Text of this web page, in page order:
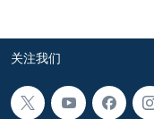
关注我们